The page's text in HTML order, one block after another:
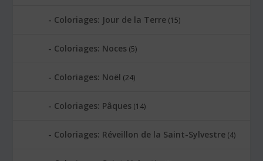
Coloriages: Jour de la Terre (15)
Coloriages: Noces (5)
Coloriages: Noël (24)
Coloriages: Pâques (14)
Coloriages: Réveillon de la Saint-Sylvestre (4)